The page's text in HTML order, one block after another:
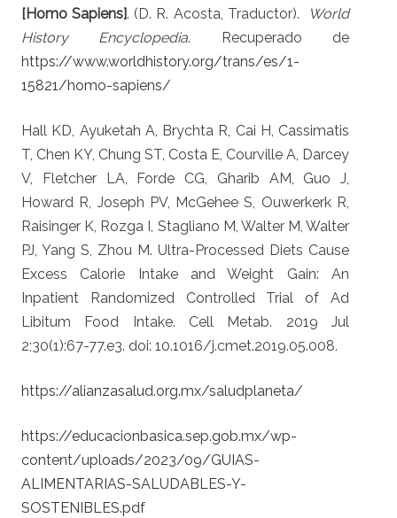
[Homo Sapiens]. (D. R. Acosta, Traductor).
World
History Encyclopedia. Recuperado de
https://www.worldhistory.org/trans/es/1-
15821/homo-sapiens/
Hall KD, Ayuketah A, Brychta R, Cai H, Cassimatis
T, Chen KY, Chung ST, Costa E, Courville A, Darcey
V, Fletcher LA, Forde CG, Gharib AM, Guo J,
Howard R, Joseph PV, McGehee S, Ouwerkerk R,
Raisinger K, Rozga I, Stagliano M, Walter M, Walter
PJ, Yang S, Zhou M. Ultra-Processed Diets Cause
Excess Calorie Intake and Weight Gain: An
Inpatient Randomized Controlled Trial of Ad
Libitum Food Intake. Cell Metab. 2019 Jul
2;30(1):67-77.e3. doi: 10.1016/j.cmet.2019.05.008.
https://alianzasalud.org.mx/saludplaneta/
https://educacionbasica.sep.gob.mx/wp-
content/uploads/2023/09/GUIAS-
ALIMENTARIAS-SALUDABLES-Y-
SOSTENIBLES.pdf